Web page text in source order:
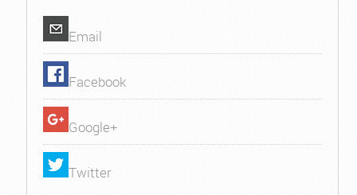
Email
Facebook
Google+
Twitter